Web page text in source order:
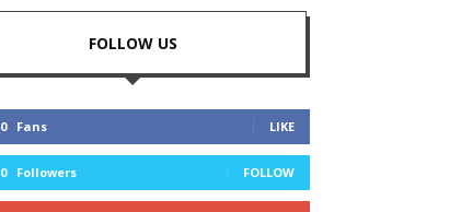
FOLLOW US
0 Fans LIKE
0 Followers FOLLOW